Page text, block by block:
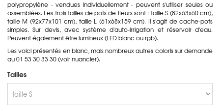
polypropylène - vendues individuellement - peuvent s'utiliser seules ou
assemblées. Les trois tailles de pots de fleurs sont : taille S (82x63x60 cm),
taille M (92x77x101 cm), taille L (61x68x159 cm). Il s'agit de cache-pots
simples. Sur devis, avec système d'auto-irrigation et réservoir d'eau.
Peuvent également être lumineux (LED blanc ou rgb).
Les voici présentés en blanc, mais nombreux autres coloris sur demande
au 01 53 30 33 30 (voir nuancier).
Tailles